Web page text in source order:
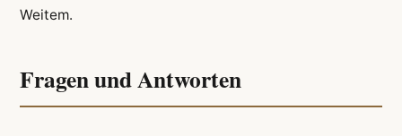
Weitem.
Fragen und Antworten